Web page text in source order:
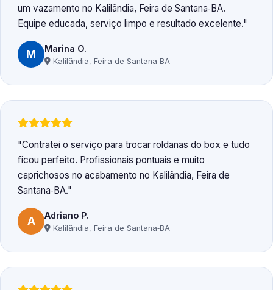
um vazamento no Kalilândia, Feira de Santana‑BA.
Equipe educada, serviço limpo e resultado excelente.
M Marina O.
Kalilândia, Feira de Santana‑BA
Contratei o serviço para trocar roldanas do box e tudo
ficou perfeito. Profissionais pontuais e muito
caprichosos no acabamento no Kalilândia, Feira de
Santana‑BA.
A Adriano P.
Kalilândia, Feira de Santana‑BA